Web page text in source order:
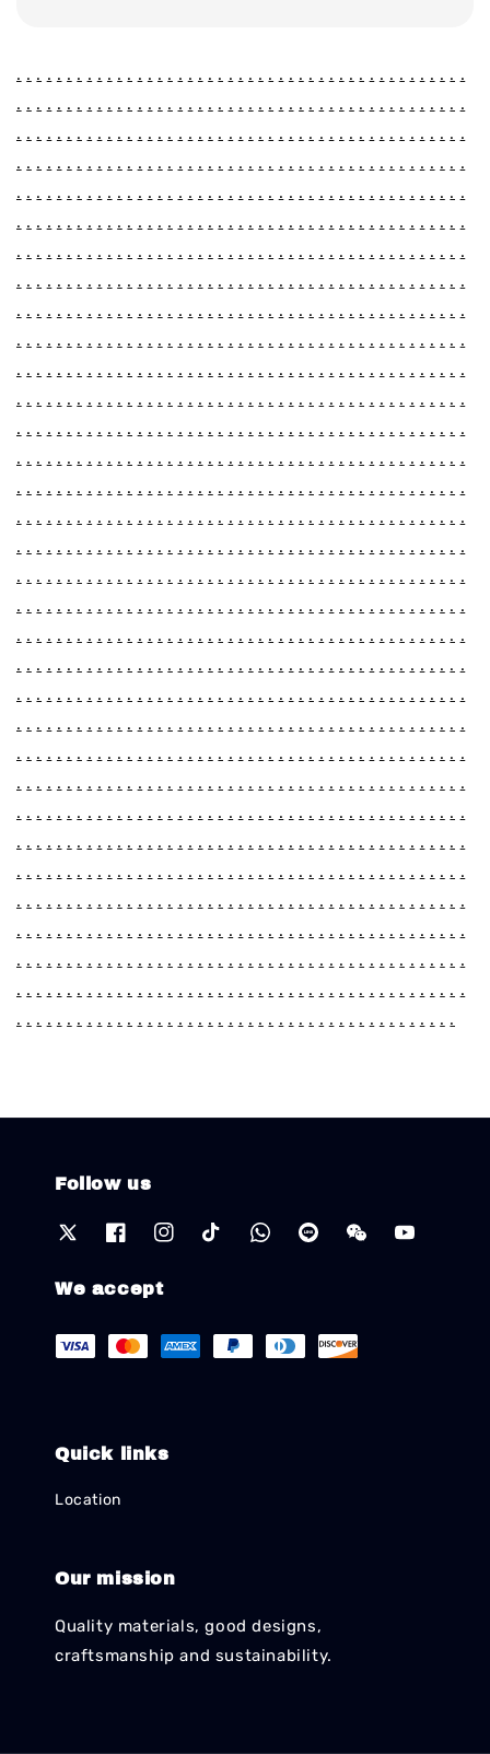
. . . . . . . . . . . . . . . . . . . . . . . . . . . . . . . . . . . . . . . . . . . . .
. . . . . . . . . . . . . . . . . . . . . . . . . . . . . . . . . . . . . . . . . . . . .
. . . . . . . . . . . . . . . . . . . . . . . . . . . . . . . . . . . . . . . . . . . . .
. . . . . . . . . . . . . . . . . . . . . . . . . . . . . . . . . . . . . . . . . . . . .
. . . . . . . . . . . . . . . . . . . . . . . . . . . . . . . . . . . . . . . . . . . . .
. . . . . . . . . . . . . . . . . . . . . . . . . . . . . . . . . . . . . . . . . . . . .
. . . . . . . . . . . . . . . . . . . . . . . . . . . . . . . . . . . . . . . . . . . . .
. . . . . . . . . . . . . . . . . . . . . . . . . . . . . . . . . . . . . . . . . . . . .
. . . . . . . . . . . . . . . . . . . . . . . . . . . . . . . . . . . . . . . . . . . . .
. . . . . . . . . . . . . . . . . . . . . . . . . . . . . . . . . . . . . . . . . . . . .
. . . . . . . . . . . . . . . . . . . . . . . . . . . . . . . . . . . . . . . . . . . . .
. . . . . . . . . . . . . . . . . . . . . . . . . . . . . . . . . . . . . . . . . . . . .
. . . . . . . . . . . . . . . . . . . . . . . . . . . . . . . . . . . . . . . . . . . . .
. . . . . . . . . . . . . . . . . . . . . . . . . . . . . . . . . . . . . . . . . . . . .
. . . . . . . . . . . . . . . . . . . . . . . . . . . . . . . . . . . . . . . . . . . . .
. . . . . . . . . . . . . . . . . . . . . . . . . . . . . . . . . . . . . . . . . . . . .
. . . . . . . . . . . . . . . . . . . . . . . . . . . . . . . . . . . . . . . . . . . . .
. . . . . . . . . . . . . . . . . . . . . . . . . . . . . . . . . . . . . . . . . . . . .
. . . . . . . . . . . . . . . . . . . . . . . . . . . . . . . . . . . . . . . . . . . . .
. . . . . . . . . . . . . . . . . . . . . . . . . . . . . . . . . . . . . . . . . . . . .
. . . . . . . . . . . . . . . . . . . . . . . . . . . . . . . . . . . . . . . . . . . . .
. . . . . . . . . . . . . . . . . . . . . . . . . . . . . . . . . . . . . . . . . . . . .
. . . . . . . . . . . . . . . . . . . . . . . . . . . . . . . . . . . . . . . . . . . . .
. . . . . . . . . . . . . . . . . . . . . . . . . . . . . . . . . . . . . . . . . . . . .
. . . . . . . . . . . . . . . . . . . . . . . . . . . . . . . . . . . . . . . . . . . . .
. . . . . . . . . . . . . . . . . . . . . . . . . . . . . . . . . . . . . . . . . . . . .
. . . . . . . . . . . . . . . . . . . . . . . . . . . . . . . . . . . . . . . . . . . . .
. . . . . . . . . . . . . . . . . . . . . . . . . . . . . . . . . . . . . . . . . . . . .
. . . . . . . . . . . . . . . . . . . . . . . . . . . . . . . . . . . . . . . . . . . . .
. . . . . . . . . . . . . . . . . . . . . . . . . . . . . . . . . . . . . . . . . . . . .
. . . . . . . . . . . . . . . . . . . . . . . . . . . . . . . . . . . . . . . . . . . . .
. . . . . . . . . . . . . . . . . . . . . . . . . . . . . . . . . . . . . . . . . . . . .
. . . . . . . . . . . . . . . . . . . . . . . . . . . . . . . . . . . . . . . . . . . .
Follow us
We accept
Quick links
Location
Our mission
Quality materials, good designs,
craftsmanship and sustainability.